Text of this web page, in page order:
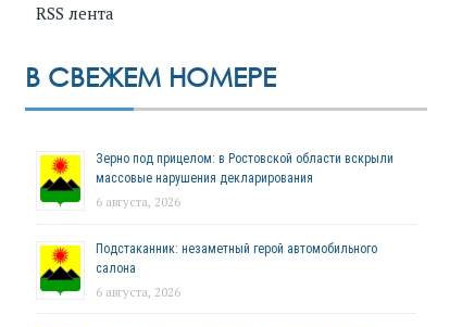
RSS лента
В СВЕЖЕМ НОМЕРЕ
Зерно под прицелом: в Ростовской области вскрыли
массовые нарушения декларирования
6 августа, 2026
Подстаканник: незаметный герой автомобильного
салона
6 августа, 2026